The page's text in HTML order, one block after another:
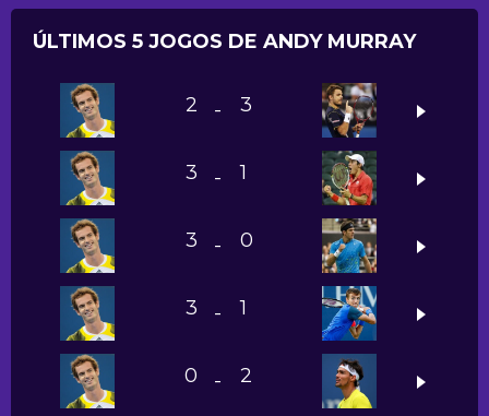
ÚLTIMOS 5 JOGOS DE ANDY MURRAY
2 - 3
3 - 1
3 - 0
3 - 1
0 - 2